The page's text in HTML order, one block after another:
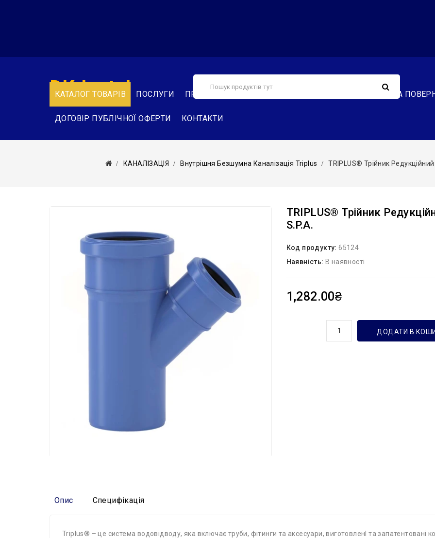
КАТАЛОГ ТОВАРІВ ПОСЛУГИ ПРО НАС ОБМІН ТА
ДОГОВІР ПУБЛІЧНОЇ ОФЕРТИ КОНТАКТИ
DK-Instal
КАНАЛІЗАЦІЯ Внутрішня Безшумна Каналізація Triplus TRIPLUS® Трійник
TRIPLUS® Трійник
S.p.A.
Код продукту:65124
Наявність: В наявності
1,282.00₴
ДОДАТИ В
Опис Специфікація
Triplus® – це система водовідводу, яка включає труби, фітинги та аксесуари, виготовленІ та запатентовані